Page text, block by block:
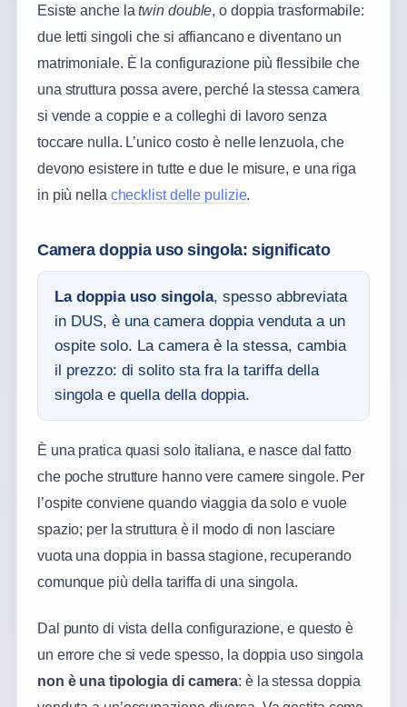
Esiste anche latwin double, o doppia trasformabile:
due letti singoli che si affiancano e diventano un
matrimoniale. È la configurazione più flessibile che
una struttura possa avere, perché la stessa camera
si vende a coppie e a colleghi di lavoro senza
toccare nulla. L’unico costo è nelle lenzuola, che
devono esistere in tutte e due le misure, e una riga
in più nella checklist delle pulizie.
Camera doppia uso singola: significato
La doppia uso singola, spesso abbreviata
in DUS, è una camera doppia venduta a un
ospite solo. La camera è la stessa, cambia
il prezzo: di solito sta fra la tariffa della
singola e quella della doppia.
È una pratica quasi solo italiana, e nasce dal fatto
che poche strutture hanno vere camere singole. Per
l’ospite conviene quando viaggia da solo e vuole
spazio; per la struttura è il modo di non lasciare
vuota una doppia in bassa stagione, recuperando
comunque più della tariffa di una singola.
Dal punto di vista della configurazione, e questo è
un errore che si vede spesso, la doppia uso singola
non è una tipologia di camera: è la stessa doppia